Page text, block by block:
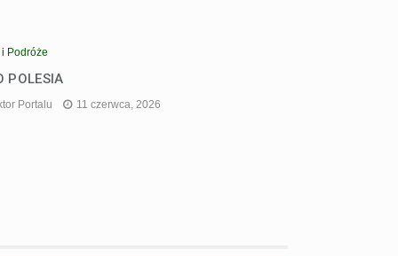
Podróże
POLESIA
Portalu 11 czerwca, 2026